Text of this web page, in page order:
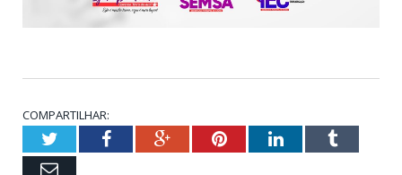
COMPARTILHAR:
TwitterFacebookGoogle+PinterestLinkedInTumblr
Email